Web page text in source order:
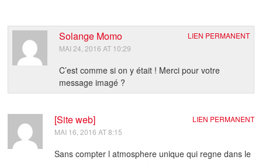
LIEN PERMANENT
Solange Momo
MAI 24, 2016 AT 10:29
C’est comme si on y était ! Merci pour votre
message imagé ?
LIEN PERMANENT
[Site web]
MAI 16, 2016 AT 8:15
Sans compter l atmosphere unique qui regne dans le